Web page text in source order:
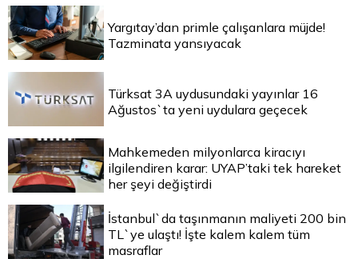
Yargıtay’dan primle çalışanlara müjde!
Tazminata yansıyacak
Türksat 3A uydusundaki yayınlar 16
Ağustos`ta yeni uydulara geçecek
Mahkemeden milyonlarca kiracıyı
ilgilendiren karar: UYAP’taki tek hareket
her şeyi değiştirdi
İstanbul`da taşınmanın maliyeti 200 bin
TL`ye ulaştı! İşte kalem kalem tüm
masraflar